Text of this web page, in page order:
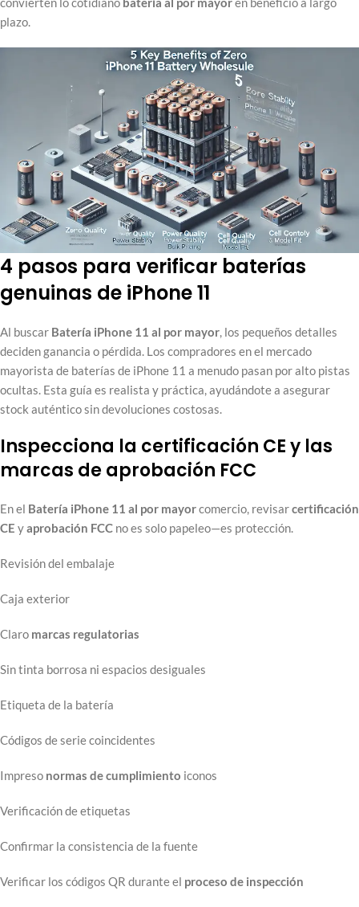
plazo.
4 pasos para verificar baterías
genuinas de iPhone 11
Al buscar Batería iPhone 11 al por mayor, los pequeños detalles
deciden ganancia o pérdida. Los compradores en el mercado
mayorista de baterías de iPhone 11 a menudo pasan por alto pistas
ocultas. Esta guía es realista y práctica, ayudándote a asegurar
stock auténtico sin devoluciones costosas.
Inspecciona la certificación CE y las
marcas de aprobación FCC
En el Batería iPhone 11 al por mayorcomercio, revisarcertificación
CE yaprobación FCC no es solo papeleo—es protección.
Revisión del embalaje
Caja exterior
Claro marcas regulatorias
Sin tinta borrosa ni espacios desiguales
Etiqueta de la batería
Códigos de serie coincidentes
Impreso normas de cumplimiento iconos
Verificación de etiquetas
Confirmar la consistencia de la fuente
Verificar los códigos QR durante el proceso de inspección